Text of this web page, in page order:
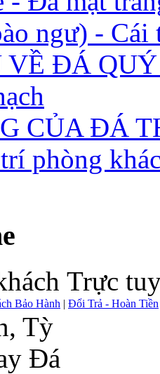
ngư) - Cái
ĐÁ QUÝ
CỦA ĐÁ
phòng
Trực
Bảo Hành | Đổi Trả - Hoàn Tiền